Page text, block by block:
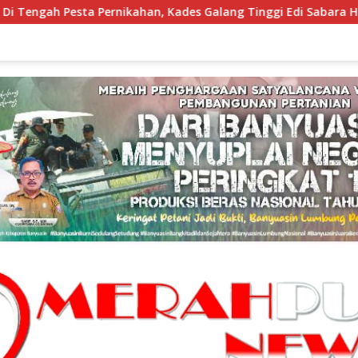
Kades Galang Tinggi Edi Sabara Himbau Warga Cegah